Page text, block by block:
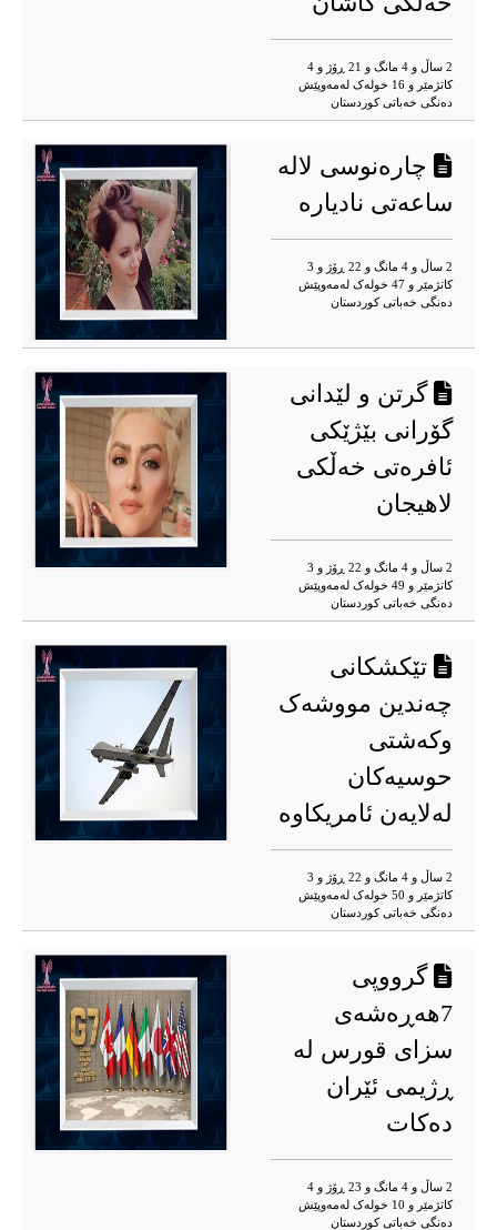
2 ساڵ و 4 مانگ و 21 ڕۆژ و 4
کاتژمێر و 16 خوله‌ک له‌مه‌وپێش‌
دەنگی خەباتی کوردستان
چارەنوسی لالە
ساعەتی نادیارە
2 ساڵ و 4 مانگ و 22 ڕۆژ و 3
کاتژمێر و 47 خوله‌ک له‌مه‌وپێش‌
دەنگی خەباتی کوردستان
گرتن و لێدانی
گۆرانی بێژێکی
ئافرەتی خەڵکی
لاهیجان
2 ساڵ و 4 مانگ و 22 ڕۆژ و 3
کاتژمێر و 49 خوله‌ک له‌مه‌وپێش‌
دەنگی خەباتی کوردستان
تێکشکانی
چەندین مووشەک
وکەشتی
حوسیەکان
لەلایەن ئامریکاوە
2 ساڵ و 4 مانگ و 22 ڕۆژ و 3
کاتژمێر و 50 خوله‌ک له‌مه‌وپێش‌
دەنگی خەباتی کوردستان
گرووپی
7هەڕەشەی
سزای قورس لە
ڕژیمی ئێران
دەکات
2 ساڵ و 4 مانگ و 23 ڕۆژ و 4
کاتژمێر و 10 خوله‌ک له‌مه‌وپێش‌
دەنگی خەباتی کوردستان